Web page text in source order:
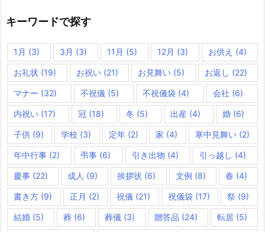
キーワードで探す
1月 (3) 3月 (3) 11月 (5) 12月 (3) お供え (4)
お礼状 (19) お祝い(21) お見舞い (5) お返し (22)
マナー (32) 不祝儀 (5) 不祝儀袋 (4) 会社 (6)
内祝い (17) 冠(18) 冬 (5) 出産(4) 婚 (6)
子供 (9) 学校 (3) 定年(2) 家 (4) 寒中見舞い(2)
年中行事 (2) 弔事 (6) 引き出物 (4) 引っ越し (4)
慶事 (22) 成人 (9) 挨拶状 (6) 文例 (8) 春 (4)
書き方 (9) 正月 (2) 祝儀 (21) 祝儀袋(17) 祭 (9)
結婚 (5) 葬 (6) 葬儀 (3) 贈答品 (24) 転居 (5)